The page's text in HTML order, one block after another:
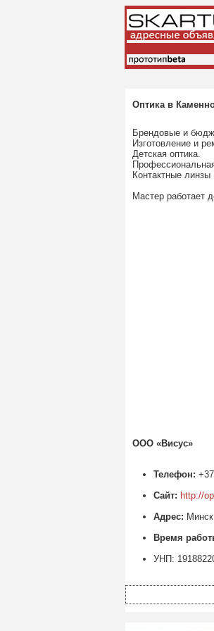
Оптика в
Брендовые и
Изготовление и
Детская оптика.
Контактные
Мастер работает
ООО «Висус»
Телефон:
Сайт: http://
Адрес:
Время
УНП: